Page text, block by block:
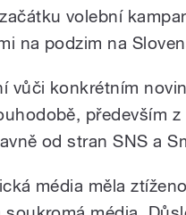
volební
na podzim na
vůči konkrétním
především
od stran SNS a
média měla